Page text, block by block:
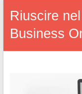
Riuscire
Business